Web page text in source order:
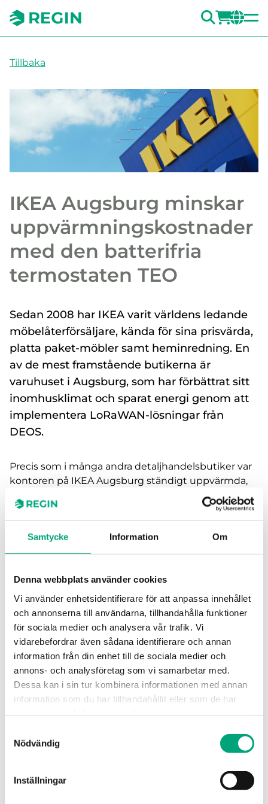
Samtycke Information Om
Denna webbplats använder cookies
Vi använder enhetsidentifierare för att anpassa innehållet
och annonserna till användarna, tillhandahålla funktioner
för sociala medier och analysera vår trafik. Vi
vidarebefordrar även sådana identifierare och annan
information från din enhet till de sociala medier och
annons- och analysföretag som vi samarbetar med.
Dessa kan i sin tur kombinera informationen med annan
information som du har tillhandahållit eller som de har
Nödvändig
Inställningar
SÖK
Tillbaka
IKEA Augsburg minskar
uppvärmningskostnader
med den batterifria
termostaten TEO
Sedan 2008 har IKEA varit världens ledande
möbelåterförsäljare, kända för sina prisvärda,
platta paket-möbler samt heminredning. En
av de mest framstående butikerna är
varuhuset i Augsburg, som har förbättrat sitt
inomhusklimat och sparat energi genom att
implementera LoRaWAN-lösningar från
DEOS.
Precis som i många andra detaljhandelsbutiker var
kontoren på IKEA Augsburg ständigt uppvärmda,
även efter arbetstid och helger. Då temperaturen
ofta var för hög, nådde inte tillräckligt med värme
fram till kontoren längst bort i värmekretsen.
För att förbättra inomhusklimatet och spara in på
snabb och effektiv lösning för behovsstyrd
värmehantering. Efter att ha utvärderat olika
alternativ valde de en LoRaWAN-lösning baserad på
DEOS TEO trådlösa radiatortermostat som den
mest lämpliga lösningen.
”Vi blev lika imponerade av den enkla
installationen av TEO som vi var av den
inbyggda termoelektriska generatorn.
vilket gör driften mer ekonomisk”, säger
Augsburg.